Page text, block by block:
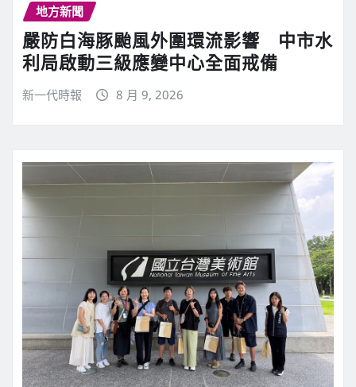
地方新聞
嚴防白海豚颱風外圍環流影響 中市水
利局啟動三級應變中心全面戒備
新一代時報 8 月 9, 2026